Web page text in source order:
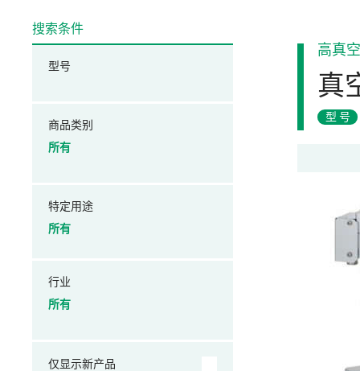
高真
真
型号
搜索条件
型号
商品类别
所有
特定用途
所有
行业
所有
仅显示新产品